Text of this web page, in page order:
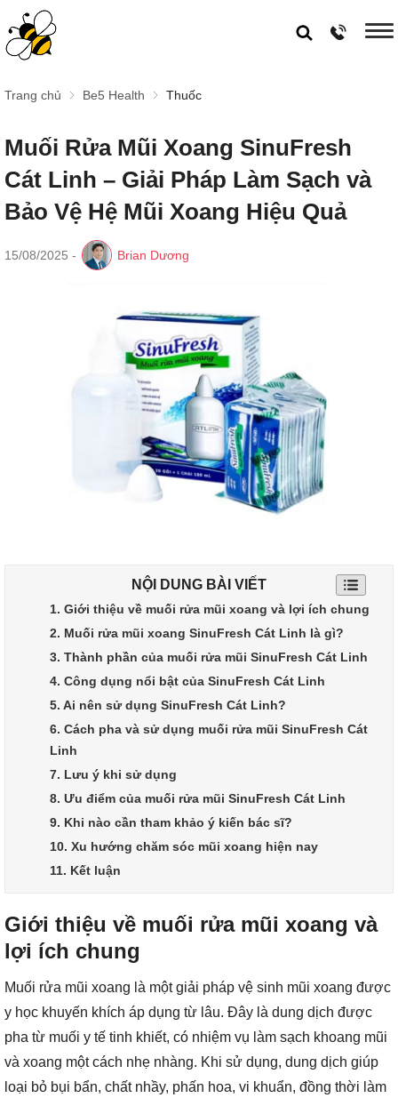
Trang chủ Be5 Health Thuốc
Muối Rửa Mũi Xoang SinuFresh
Cát Linh – Giải Pháp Làm Sạch và
Bảo Vệ Hệ Mũi Xoang Hiệu Quả
15/08/2025 - Brian Dương
NỘI DUNG BÀI VIẾT
1. Giới thiệu về muối rửa mũi xoang và lợi ích chung
2. Muối rửa mũi xoang SinuFresh Cát Linh là gì?
3. Thành phần của muối rửa mũi SinuFresh Cát Linh
4. Công dụng nổi bật của SinuFresh Cát Linh
5. Ai nên sử dụng SinuFresh Cát Linh?
6. Cách pha và sử dụng muối rửa mũi SinuFresh Cát
Linh
7. Lưu ý khi sử dụng
8. Ưu điểm của muối rửa mũi SinuFresh Cát Linh
9. Khi nào cần tham khảo ý kiến bác sĩ?
10. Xu hướng chăm sóc mũi xoang hiện nay
11. Kết luận
Giới thiệu về muối rửa mũi xoang và
lợi ích chung
Muối rửa mũi xoang là một giải pháp vệ sinh mũi xoang được
y học khuyến khích áp dụng từ lâu. Đây là dung dịch được
pha từ muối y tế tinh khiết, có nhiệm vụ làm sạch khoang mũi
và xoang một cách nhẹ nhàng. Khi sử dụng, dung dịch giúp
loại bỏ bụi bẩn, chất nhầy, phấn hoa, vi khuẩn, đồng thời làm